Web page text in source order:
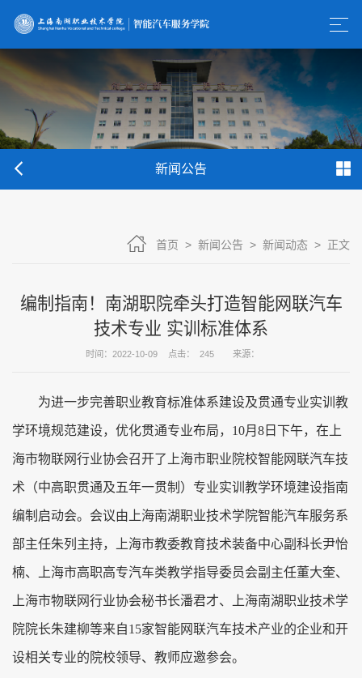
新闻公告
首页 > 新闻公告 > 新闻动态 > 正文
编制指南！南湖职院牵头打造智能网联汽车
技术专业 实训标准体系
时间：2022-10-09 点击： 245 来源：
为进一步完善职业教育标准体系建设及贯通专业实训教
学环境规范建设，优化贯通专业布局，10月8日下午，在上
海市物联网行业协会召开了上海市职业院校智能网联汽车技
术（中高职贯通及五年一贯制）专业实训教学环境建设指南
编制启动会。会议由上海南湖职业技术学院智能汽车服务系
部主任朱列主持，上海市教委教育技术装备中心副科长尹怡
楠、上海市高职高专汽车类教学指导委员会副主任董大奎、
上海市物联网行业协会秘书长潘君才、上海南湖职业技术学
院院长朱建柳等来自15家智能网联汽车技术产业的企业和开
设相关专业的院校领导、教师应邀参会。